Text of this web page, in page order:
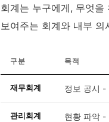
회계는 누구에게, 무엇
보여주는 회계와 내부
구분 목적
재무회계 정보 공시 -
관리회계 현황 파악 -